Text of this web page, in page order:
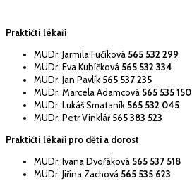
Praktičtí lékaři
MUDr. Jarmila Fučíková 565 532 299
MUDr. Eva Kubíčková 565 532 334
MUDr. Jan Pavlík 565 537 235
MUDr. Marcela Adamcová 565 535 150
MUDr. Lukáš Smataník 565 532 045
MUDr. Petr Vinklář565 383 523
Praktičtí lékaři pro děti a dorost
MUDr. Ivana Dvořáková 565 537 518
MUDr. Jiřina Zachová 565 535 623